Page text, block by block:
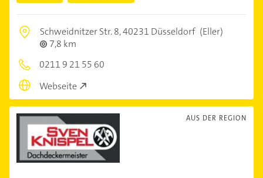
Schweidnitzer Str. 8,40231 Düsseldorf (Eller)
7,8 km
0211 9 21 55 60
Webseite
AUS DER REGION